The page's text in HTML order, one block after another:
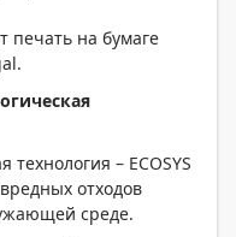
печать на бумаге
– ECOSYS
отходов
среде.